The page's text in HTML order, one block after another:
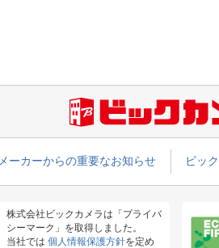
メーカーからの重要なお知らせ ビッ
株式会社ビックカメラは「プライバ
シーマーク」を取得しました。
当社では 個人情報保護方針を定め